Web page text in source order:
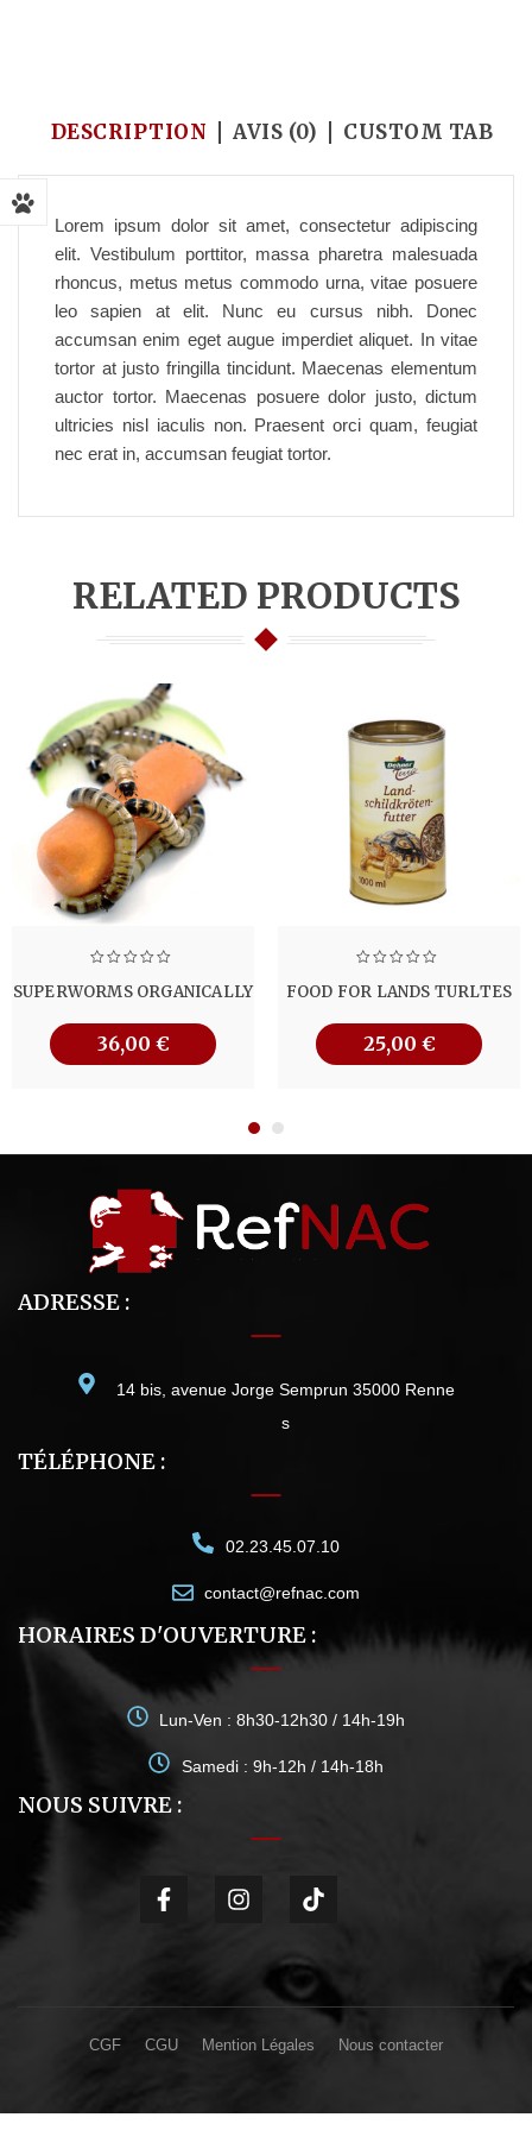
DESCRIPTION AVIS (0) CUSTOM TAB
Lorem ipsum dolor sit amet, consectetur adipiscing
elit. Vestibulum porttitor, massa pharetra malesuada
rhoncus, metus metus commodo urna, vitae posuere
leo sapien at elit. Nunc eu cursus nibh. Donec
accumsan enim eget augue imperdiet aliquet. In vitae
tortor at justo fringilla tincidunt. Maecenas elementum
auctor tortor. Maecenas posuere dolor justo, dictum
ultricies nisl iaculis non. Praesent orci quam, feugiat
nec erat in, accumsan feugiat tortor.
RELATED PRODUCTS
SUPERWORMS ORGANICALLY
36,00 €
FOOD FOR LANDS TURLTES
25,00 €
ADRESSE :
14 bis, avenue Jorge Semprun 35000 Renne
s
TÉLÉPHONE :
02.23.45.07.10
contact@refnac.com
HORAIRES D'OUVERTURE :
Lun-Ven : 8h30-12h30 / 14h-19h
Samedi : 9h-12h / 14h-18h
NOUS SUIVRE :
CGF CGU Mention Légales Nous contacter